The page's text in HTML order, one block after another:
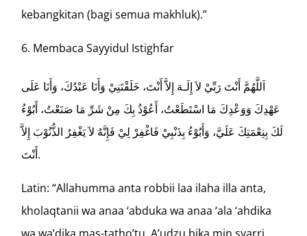
kebangkitan (bagi semua makhluk).”
Membaca Sayyidul Istighfar
اَللَّهُمَّ أَنْتَ رَبِّيْ لاَ إِلَـهَ إِلاَّ أَنْتَ، خَلَقْتَنِيْ وَأَنَا عَبْدُكَ، وَأَنَا عَلَى
عَهْدِكَ وَوَعْدِكَ مَا اسْتَطَعْتُ، أَعُوْذُ بِكَ مِنْ شَرِّ مَا صَنَعْتُ، أَبُوْءُ
لَكَ بِنِعْمَتِكَ عَلَيَّ، وَأَبُوْءُ بِذَنْبِيْ فَاغْفِرْ لِيْ فَإِنَّهُ لاَ يَغْفِرُ الذُّنُوْبَ إِلاَّ
أَنْتَ.
Latin: “Allahumma anta robbii laa ilaha illa anta,
kholaqtanii wa anaa ‘abduka wa anaa ‘ala ‘ahdika